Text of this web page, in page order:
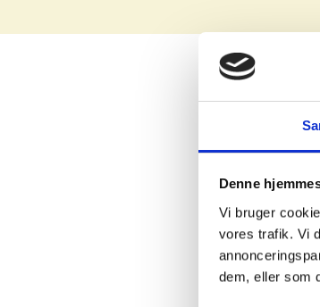
Denne
Vi bruger
vores trafik. Vi
dem, eller som